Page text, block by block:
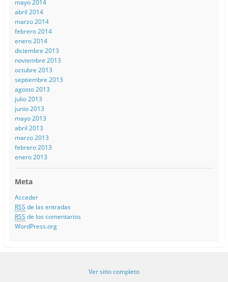
mayo 2014
abril 2014
marzo 2014
febrero 2014
enero 2014
diciembre 2013
noviembre 2013
octubre 2013
septiembre 2013
agosto 2013
julio 2013
junio 2013
mayo 2013
abril 2013
marzo 2013
febrero 2013
enero 2013
Meta
Acceder
RSS de las entradas
RSS de los comentarios
WordPress.org
Ver sitio completo